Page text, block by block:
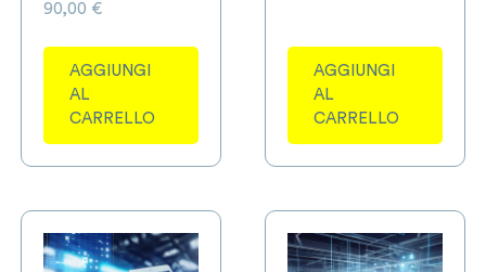
90,00 €
AGGIUNGI
AL
CARRELLO
AGGIUNGI
AL
CARRELLO